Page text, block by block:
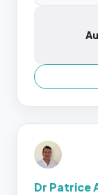
Dr Patrice